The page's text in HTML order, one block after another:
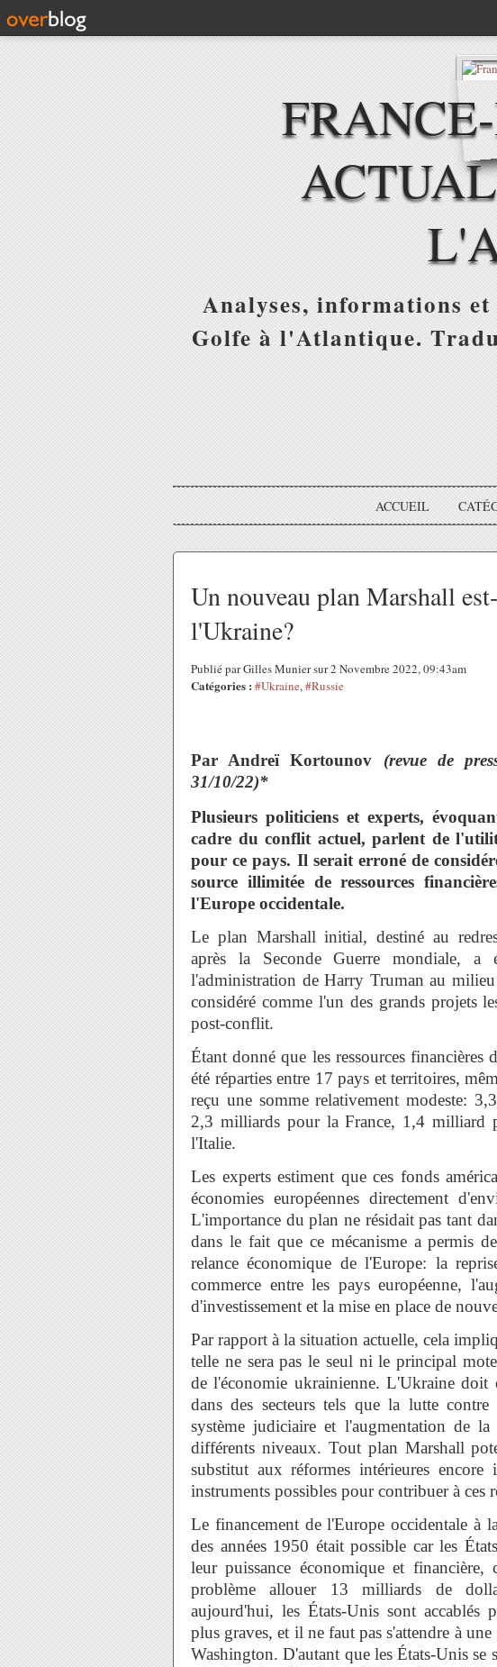
Analyses, informations
Golfe à l'Atlantique.
ACCUEIL
Un nouveau plan Marshall
l'Ukraine?
Publié par Gilles Munier sur 2 Novembre 2022, 09:43am
Catégories : #Ukraine,#Russie
Par Andreï Kortounov (revue de
31/10/22)*
Plusieurs politiciens et experts,
cadre du conflit actuel, parlent de
pour ce pays. Il serait erroné de
source illimitée de ressources
l'Europe occidentale.
Le plan Marshall initial, destiné au
après la Seconde Guerre mondiale,
l'administration de Harry Truman au
considéré comme l'un des grands projets
post-conflit.
Étant donné que les ressources
été réparties entre 17 pays et territoires,
reçu une somme relativement modeste:
2,3 milliards pour la France, 1,4
l'Italie.
Les experts estiment que ces fonds
économies européennes directement
L'importance du plan ne résidait pas tant
dans le fait que ce mécanisme a permis
relance économique de l'Europe: la
commerce entre les pays européenne,
d'investissement et la mise en place de
Par rapport à la situation actuelle, cela
telle ne sera pas le seul ni le principal
de l'économie ukrainienne. L'Ukraine doit
dans des secteurs tels que la lutte
système judiciaire et l'augmentation de
différents niveaux. Tout plan Marshall
substitut aux réformes intérieures encore
instruments possibles pour contribuer à ces
Le financement de l'Europe occidentale à
des années 1950 était possible car les
leur puissance économique et
problème allouer 13 milliards de
aujourd'hui, les États-Unis sont accablés
plus graves, et il ne faut pas s'attendre à
Washington. D'autant que les États-Unis se